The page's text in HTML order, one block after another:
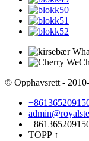
© Opphavsrett -
TOPP ↑